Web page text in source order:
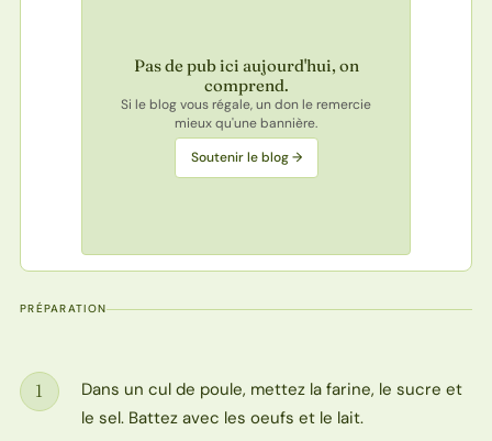
Pas de pub ici aujourd'hui, on
comprend.
Si le blog vous régale, un don le remercie
mieux qu'une bannière.
Soutenir le blog →
PRÉPARATION
Étape
1
Dans un cul de poule, mettez la farine, le sucre et
le sel. Battez avec les oeufs et le lait.